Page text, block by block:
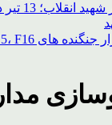
وداع